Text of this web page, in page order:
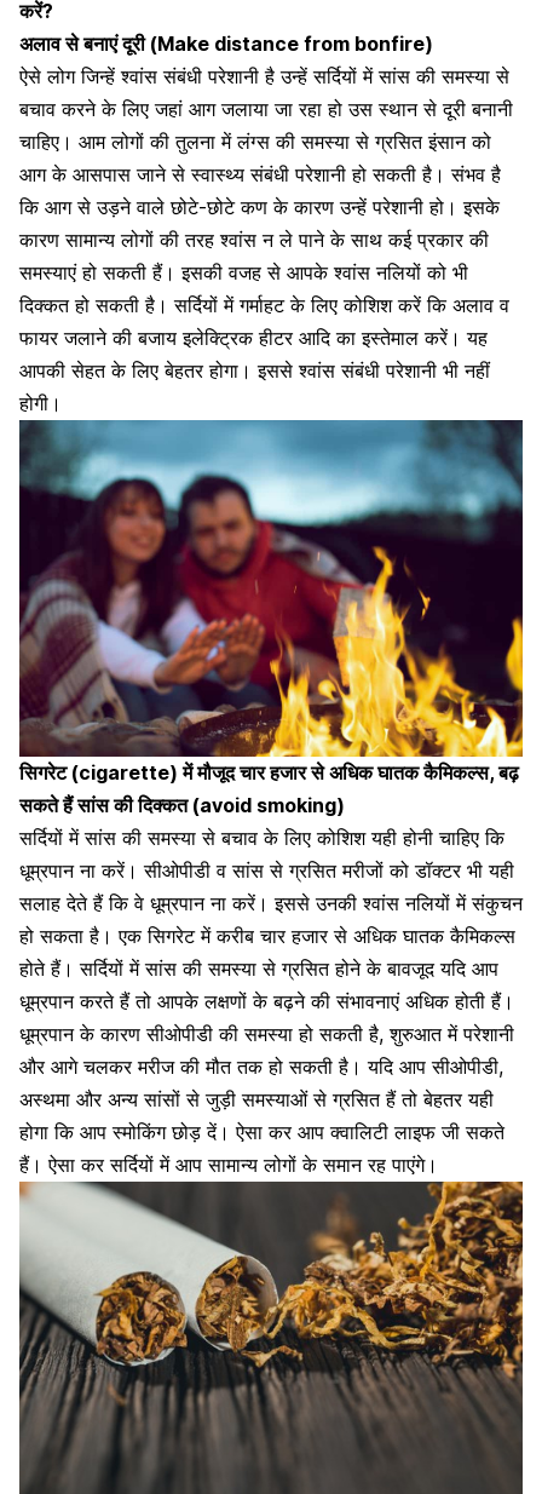
करें?
अलाव से बनाएं दूरी (Make distance from bonfire)
ऐसे लोग जिन्हें श्वांस संबंधी परेशानी है उन्हें सर्दियों में सांस की समस्या से
बचाव करने के लिए जहां आग जलाया जा रहा हो उस स्थान से दूरी बनानी
चाहिए। आम लोगों की तुलना में लंग्स की समस्या से ग्रसित इंसान को
आग के आसपास जाने से स्वास्थ्य संबंधी परेशानी हो सकती है। संभव है
कि आग से उड़ने वाले छोटे-छोटे कण के कारण उन्हें परेशानी हो। इसके
कारण सामान्य लोगों की तरह श्वांस न ले पाने के साथ कई प्रकार की
समस्याएं हो सकती हैं। इसकी वजह से आपके श्वांस नलियों को भी
दिक्कत हो सकती है।सर्दियों में गर्माहटके लिए कोशिश करें कि अलाव व
फायर जलाने की बजाय इलेक्ट्रिक हीटर आदि का इस्तेमाल करें। यह
आपकी सेहत के लिए बेहतर होगा। इससे श्वांस संबंधी परेशानी भी नहीं
होगी।
सिगरेट (cigarette) में मौजूद चार हजार से अधिक घातक कैमिकल्स, बढ़
सकते हैं सांस की दिक्कत (avoid smoking)
सर्दियों में सांस की समस्या से बचाव के लिए कोशिश यही होनी चाहिए कि
धूम्रपान ना करें।सीओपीडी व सांस से ग्रसितमरीजों को डॉक्टर भी यही
सलाह देते हैं कि वे धूम्रपान ना करें। इससे उनकी श्वांस नलियों में संकुचन
हो सकता है। एक सिगरेट में करीब चार हजार से अधिक घातक कैमिकल्स
होते हैं। सर्दियों में सांस की समस्या से ग्रसित होने के बावजूद यदि आप
धूम्रपान करते हैंतो आपके लक्षणों के बढ़ने की संभावनाएं अधिक होती हैं।
धूम्रपान के कारण सीओपीडी की समस्या हो सकती है, शुरुआत में परेशानी
और आगे चलकर मरीज की मौत तक हो सकती है। यदि आप सीओपीडी,
अस्थमा और अन्य सांसों से जुड़ी समस्याओं से ग्रसित हैं तो बेहतर यही
होगा कि आप स्मोकिंग छोड़ दें। ऐसा कर आप क्वालिटी लाइफ जी सकते
हैं। ऐसा कर सर्दियों में आप सामान्य लोगों के समान रह पाएंगे।